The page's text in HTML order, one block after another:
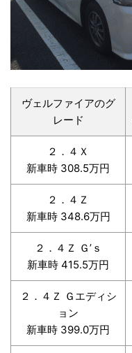
ヴェルファイアのグ
レード
２．４Ｘ
新車時 308.5万円
２．４Ｚ
新車時 348.6万円
２．４Ｚ Ｇ’ｓ
新車時 415.5万円
２．４Ｚ Ｇエディシ
ョン
新車時 399.0万円